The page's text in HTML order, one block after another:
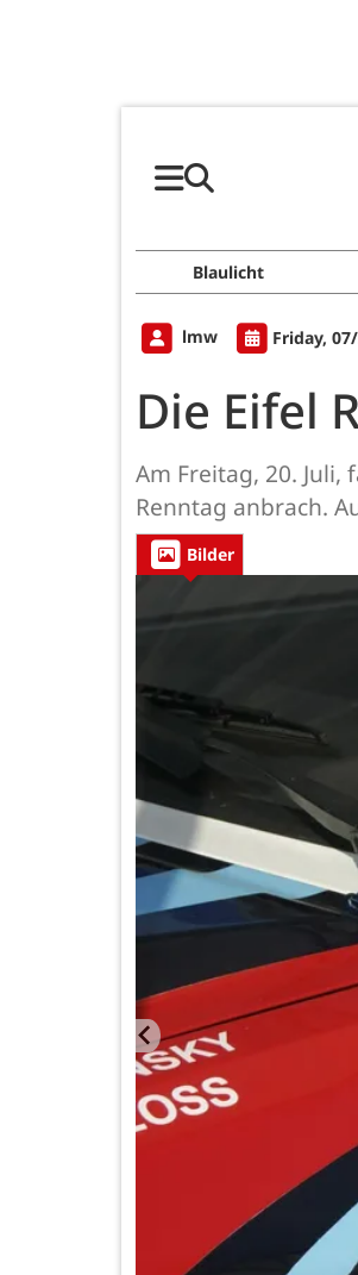
Blaulicht
lmw Friday,
Die Eifel
Am Freitag, 20.
Renntag anbrach.
Bilder